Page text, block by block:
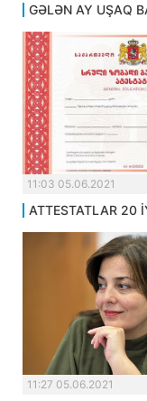
GƏLƏN AY UŞAQ
11:03 05.06.2021
ATTESTATLAR 20
11:27 05.06.2021